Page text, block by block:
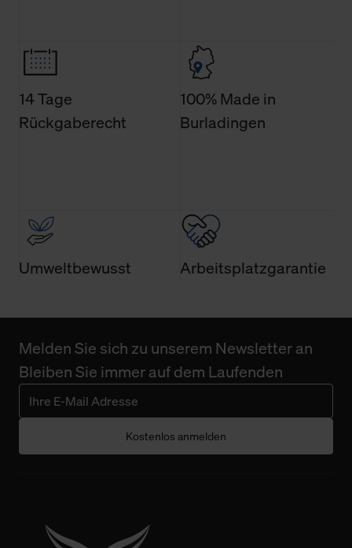
14 Tage
Rückgaberecht
100% Made in
Burladingen
Umweltbewusst Arbeitsplatzgarantie
Melden Sie sich zu unserem Newsletter an
Bleiben Sie immer auf dem Laufenden
Kostenlos anmelden